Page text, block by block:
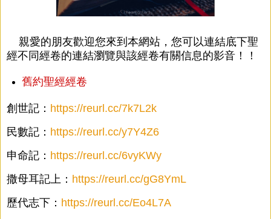
親愛的朋友歡迎您來到本網站，您可以連結底下聖
經不同經卷的連結瀏覽與該經卷有關信息的影音！！
舊約聖經經卷
創世記： https://reurl.cc/7k7L2k
民數記： https://reurl.cc/y7Y4Z6
申命記： https://reurl.cc/6vyKWy
撒母耳記上： https://reurl.cc/gG8YmL
歷代志下： https://reurl.cc/Eo4L7A